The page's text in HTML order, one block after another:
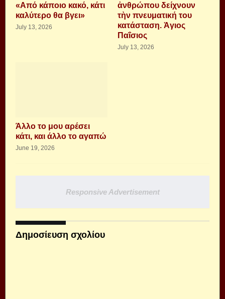
«Από κάποιο κακό, κάτι
καλύτερο θα βγει»
July 13, 2026
ἀνθρώπου δείχνουν
τὴν πνευματική του
κατάσταση. Ἁγιος
Παΐσιος
July 13, 2026
Άλλο το μου αρέσει
κάτι, και άλλο το αγαπώ
June 19, 2026
Responsive Advertisement
Δημοσίευση σχολίου